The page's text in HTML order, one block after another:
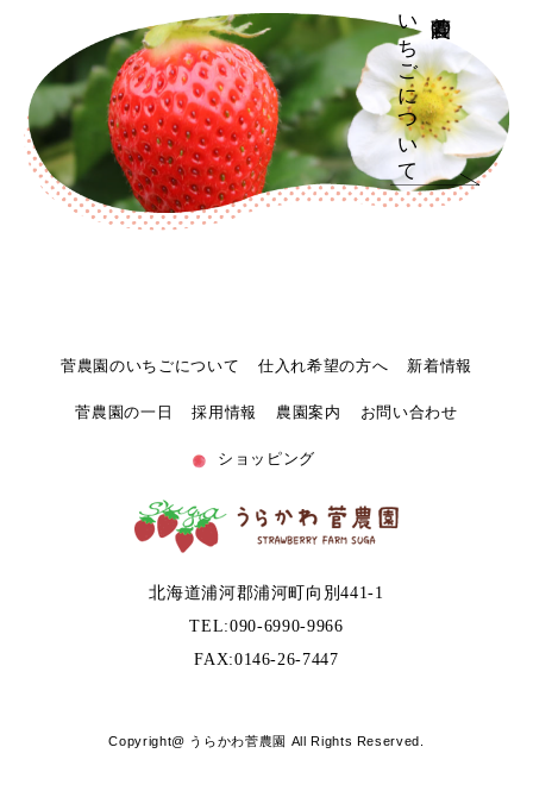
菅農園の
いちごについて
菅農園のいちごについて 仕入れ希望の方へ 新着情報
菅農園の一日 採用情報 農園案内 お問い合わせ
ショッピング
北海道浦河郡浦河町向別441-1
TEL:090-6990-9966
FAX:0146-26-7447
Copyright@ うらかわ菅農園 All Rights Reserved.